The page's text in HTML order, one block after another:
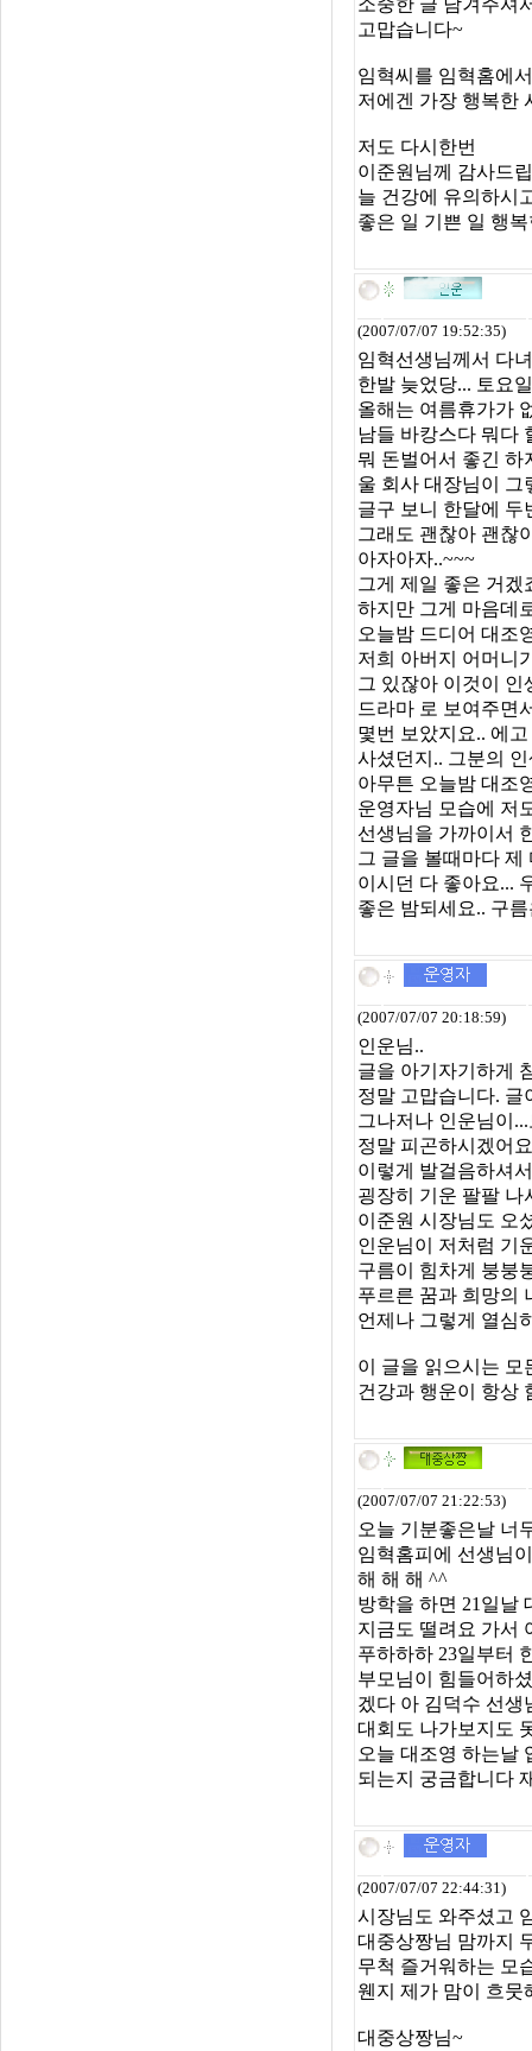
소중한 글 남겨주셔
고맙습니다~
임혁씨를 임혁홈에
저에겐 가장 행복한
저도 다시한번
이준원님께 감사드
늘 건강에 유의하시
좋은 일 기쁜 일 행
(2007/07/07 19:52:35)
임혁선생님께서 다
한발 늦었당... 토요
올해는 여름휴가가
남들 바캉스다 뭐다
뭐 돈벌어서 좋긴 하
울 회사 대장님이 그
글구 보니 한달에 두
그래도 괜찮아 괜찮
아자아자..~~~
그게 제일 좋은 거겠
하지만 그게 마음데
오늘밤 드디어 대조
저희 아버지 어머니
그 있잖아 이것이
드라마 로 보여주면
몇번 보았지요.. 에
사셨던지.. 그분의
아무튼 오늘밤 대조
운영자님 모습에 저
선생님을 가까이서
그 글을 볼때마다
이시던 다 좋아요...
좋은 밤되세요.. 구
(2007/07/07 20:18:59)
인운님..
글을 아기자기하게
정말 고맙습니다. 글
그나저나 인운님이
정말 피곤하시겠어
이렇게 발걸음하셔
굉장히 기운 팔팔 나
이준원 시장님도 오
인운님이 저처럼 기
구름이 힘차게 붕붕
푸르른 꿈과 희망의
언제나 그렇게 열심
이 글을 읽으시는 모
건강과 행운이 항상
(2007/07/07 21:22:53)
오늘 기분좋은날 너
임혁홈피에 선생님
해 해 해 ^^
방학을 하면 21일날
지금도 떨려요 가서
푸하하하 23일부터
부모님이 힘들어하
겠다 아 김덕수 선생
대회도 나가보지도
오늘 대조영 하는날
되는지 궁금합니다
(2007/07/07 22:44:31)
시장님도 와주셨고
대중상짱님 맘까지
무척 즐거워하는 모
웬지 제가 맘이 흐뭇
대중상짱님~